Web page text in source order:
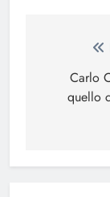
articoli
Carlo
quello